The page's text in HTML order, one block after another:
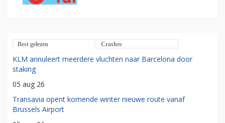
Best gelezen Crashes
KLM annuleert meerdere vluchten naar Barcelona door
staking
05 aug 26
Transavia opent komende winter nieuwe route vanaf
Brussels Airport